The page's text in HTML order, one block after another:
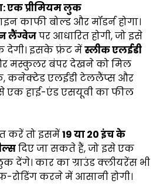
एक प्रीमियम लुक
काफी बोल्ड और मॉडर्न होगा।
लैंग्वेजपर आधारित होगी, जो इसे
देगी। इसके फ्रंट मेंस्लीक एलईडी
मस्कुलर बंपर देखने को मिल
कनेक्टेड एलईडी टेललैंप्स और
एक हाई-एंड एसयूवी का फील
करें तो इसमें19 या 20 इंच के
दिए जा सकते हैं, जो इसे एक
देंगे। कार का ग्राउंड क्लीयरेंस भी
रोडिंग करने में आसानी होगी।